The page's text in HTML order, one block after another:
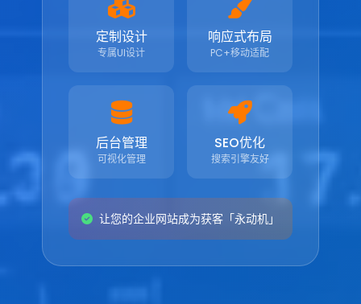
定制设计
专属UI设计
响应式布局
PC+移动适配
后台管理
可视化管理
SEO优化
搜索引擎友好
让您的企业网站成为获客「永动机」